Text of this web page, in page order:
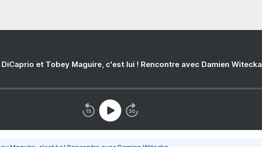
et Tobey Maguire, c'est lui ! Rencontre avec Damien Witecka